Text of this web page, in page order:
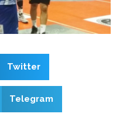
Twitter
Telegram